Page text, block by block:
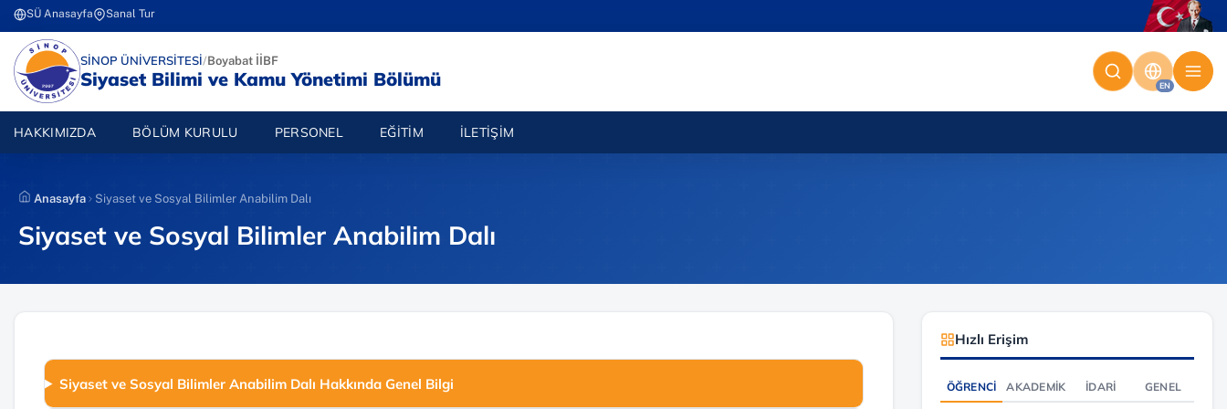
İçeriğe
atla
SÜ Anasayfa
(yeni sekmede açılır)
Sanal Tur
(yeni sekmede açılır)
SİNOP ÜNİVERSİTESİ(YENI SEKMEDE AÇILIR)
/Boyabat İİBF
Siyaset Bilimi ve Kamu Yönetimi Bölümü EN
HAKKIMIZDA BÖLÜM KURULU PERSONEL EĞITIM İLETIŞIM
Anasayfa Siyaset ve Sosyal Bilimler Anabilim Dalı
Siyaset ve Sosyal Bilimler Anabilim Dalı
Siyaset ve Sosyal Bilimler Anabilim Dalı Hakkında Genel Bilgi
Hızlı Erişim
ÖĞRENCI AKADEMIK İDARI GENEL